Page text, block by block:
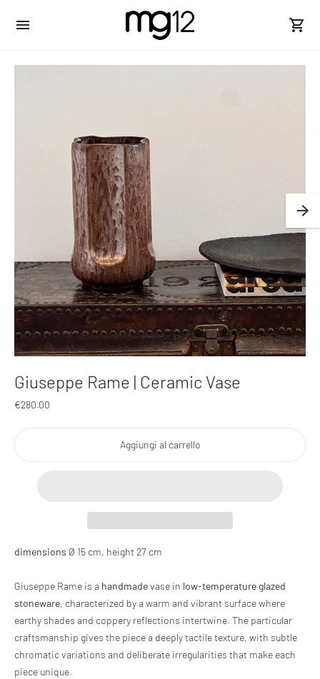
Giuseppe Rame | Ceramic Vase
€280.00
Aggiungi al carrello
Aggiunta
al
tuo
carrello
dimensions Ø 15 cm, height 27 cm
Giuseppe Rame is a handmadevase in low-temperatureglazed
stoneware, characterized by a warm and vibrant surface where
earthy shades and coppery reflections intertwine. The particular
craftsmanship gives the piece a deeply tactile texture, with subtle
chromatic variations and deliberate irregularities that make each
piece unique.